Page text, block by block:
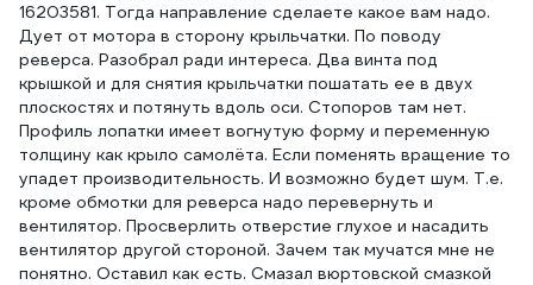
16203581. Тогда направление сделаете какое вам надо.
Дует от мотора в сторону крыльчатки. По поводу
реверса. Разобрал ради интереса. Два винта под
крышкой и для снятия крыльчатки пошатать ее в двух
плоскостях и потянуть вдоль оси. Стопоров там нет.
Профиль лопатки имеет вогнутую форму и переменную
толщину как крыло самолёта. Если поменять вращение то
упадет производительность. И возможно будет шум. Т.е.
кроме обмотки для реверса надо перевернуть и
вентилятор. Просверлить отверстие глухое и насадить
вентилятор другой стороной. Зачем так мучатся мне не
понятно. Оставил как есть. Смазал вюртовской смазкой